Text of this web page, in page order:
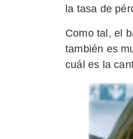
la tasa de
Como tal, el
también es
cuál es la